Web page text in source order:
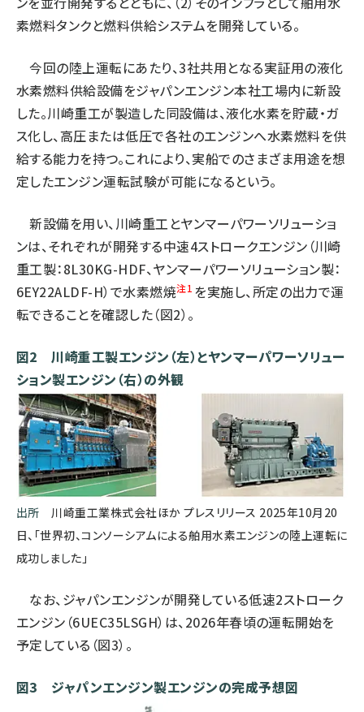
素燃料タンクと燃料供給システムを開発している。
今回の陸上運転にあたり、3社共用となる実証用の液化
水素燃料供給設備をジャパンエンジン本社工場内に新設
した。川崎重工が製造した同設備は、液化水素を貯蔵・ガ
ス化し、高圧または低圧で各社のエンジンへ水素燃料を供
給する能力を持つ。これにより、実船でのさまざま用途を想
定したエンジン運転試験が可能になるという。
新設備を用い、川崎重工とヤンマーパワーソリューショ
ンは、それぞれが開発する中速4ストロークエンジン（川崎
重工製：8L30KG-HDF、ヤンマーパワーソリューション製：
6EY22ALDF-H）で水素燃焼注1 を実施し、所定の出力で運
転できることを確認した（図2）。
図2 川崎重工製エンジン（左）とヤンマーパワーソリュー
ション製エンジン（右）の外観
出所川崎重工業株式会社ほか プレスリリース 2025年10月20
日、「世界初、コンソーシアムによる舶用水素エンジンの陸上運転に
成功しました」
なお、ジャパンエンジンが開発している低速2ストローク
エンジン（6UEC35LSGH）は、2026年春頃の運転開始を
予定している（図3）。
図3 ジャパンエンジン製エンジンの完成予想図